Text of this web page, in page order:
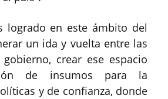
logrado en este ámbito del
un ida y vuelta entre las
crear ese espacio
de insumos para la
y de confianza, donde